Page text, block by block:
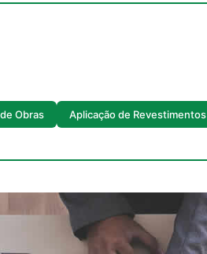
Obras Aplicação de Revestimentos